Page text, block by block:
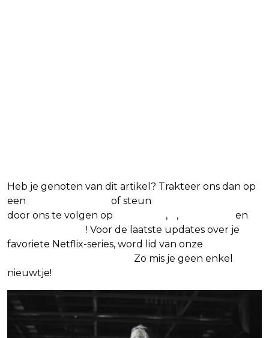
Heb je genoten van dit artikel? Trakteer ons dan op
een
of steun
door ons te volgen op
, ,
en
! Voor de laatste updates over je
favoriete Netflix-series, word lid van onze
Zo mis je geen enkel
nieuwtje!